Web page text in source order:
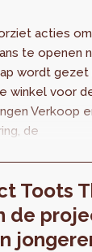
acties
te openen
wordt
winkel voor
Verkoop
de
Toots
de